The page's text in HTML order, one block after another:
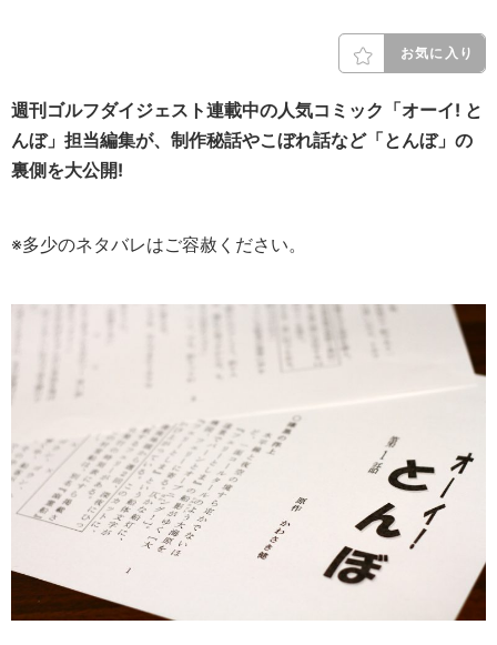
お気に入り
週刊ゴルフダイジェスト連載中の人気コミック「オーイ! と
んぼ」担当編集が、制作秘話やこぼれ話など「とんぼ」の
裏側を大公開!
※多少のネタバレはご容赦ください。